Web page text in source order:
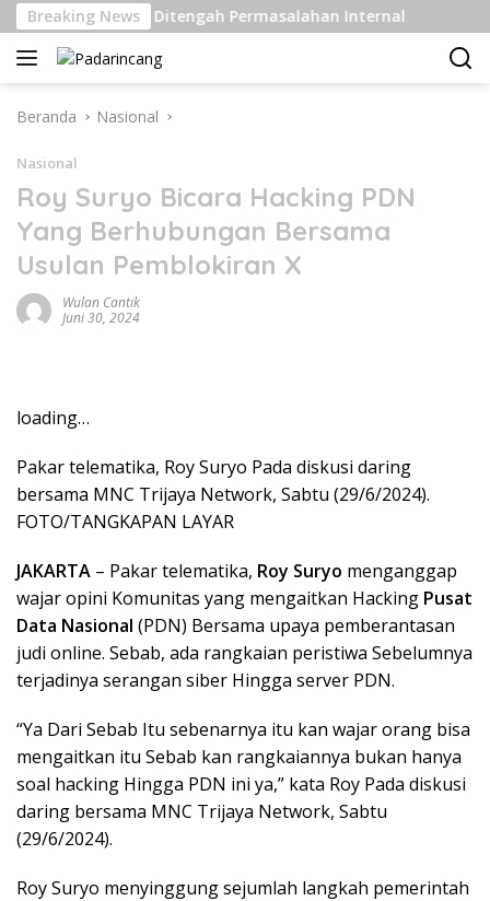
Langsung
ke
konten
Breaking News
Berat Di Ditengah Permasalahan Internal
Beranda Nasional
Nasional
Roy Suryo Bicara Hacking PDN
Yang Berhubungan Bersama
Usulan Pemblokiran X
Wulan Cantik
Juni 30, 2024
loading…
Pakar telematika, Roy Suryo Pada diskusi daring
bersama MNC Trijaya Network, Sabtu (29/6/2024).
FOTO/TANGKAPAN LAYAR
JAKARTA – Pakar telematika, Roy Suryo menganggap
wajar opini Komunitas yang mengaitkan Hacking Pusat
Data Nasional (PDN) Bersama upaya pemberantasan
judi online. Sebab, ada rangkaian peristiwa Sebelumnya
terjadinya serangan siber Hingga server PDN.
“Ya Dari Sebab Itu sebenarnya itu kan wajar orang bisa
mengaitkan itu Sebab kan rangkaiannya bukan hanya
soal hacking Hingga PDN ini ya,” kata Roy Pada diskusi
daring bersama MNC Trijaya Network, Sabtu
(29/6/2024).
Roy Suryo menyinggung sejumlah langkah pemerintah